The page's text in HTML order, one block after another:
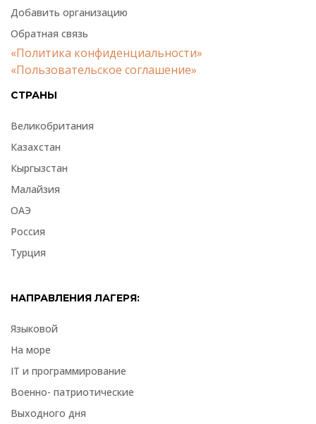
Добавить организацию
Обратная связь
«Политика конфиденциальности»
«Пользовательское соглашение»
СТРАНЫ
Великобритания
Казахстан
Кыргызстан
Малайзия
ОАЭ
Россия
Турция
НАПРАВЛЕНИЯ ЛАГЕРЯ:
Языковой
На море
IT и программирование
Военно- патриотические
Выходного дня